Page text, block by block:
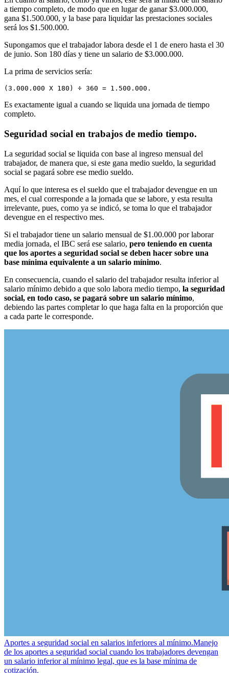
a tiempo completo, de modo que en lugar de ganar $3.000.000,
gana $1.500.000, y la base para liquidar las prestaciones sociales
será los $1.500.000.
Supongamos que el trabajador labora desde el 1 de enero hasta el 30
de junio. Son 180 días y tiene un salario de $3.000.000.
La prima de servicios sería:
(3.000.000 X 180) ÷ 360 = 1.500.000.
Es exactamente igual a cuando se liquida una jornada de tiempo
completo.
Seguridad social en trabajos de medio tiempo.
La seguridad social se liquida con base al ingreso mensual del
trabajador, de manera que, si este gana medio sueldo, la seguridad
social se pagará sobre ese medio sueldo.
Aquí lo que interesa es el sueldo que el trabajador devengue en un
mes, el cual corresponde a la jornada que se labore, y esta resulta
irrelevante, pues, como ya se indicó, se toma lo que el trabajador
devengue en el respectivo mes.
Si el trabajador tiene un salario mensual de $1.00.000 por laborar
media jornada, el IBC será ese salario, pero teniendo en cuenta
que los aportes a seguridad social se deben hacer sobre una
base mínima equivalente a un salario mínimo.
En consecuencia, cuando el salario del trabajador resulta inferior al
salario mínimo debido a que solo labora medio tiempo, la seguridad
social, en todo caso, se pagará sobre un salario mínimo,
debiendo las partes completar lo que haga falta en la proporción que
a cada parte le corresponde.
Aportes a seguridad social en salarios inferiores al mínimo.Manejo
de los aportes a seguridad social cuando los trabajadores devengan
un salario inferior al mínimo legal, que es la base mínima de
cotización.